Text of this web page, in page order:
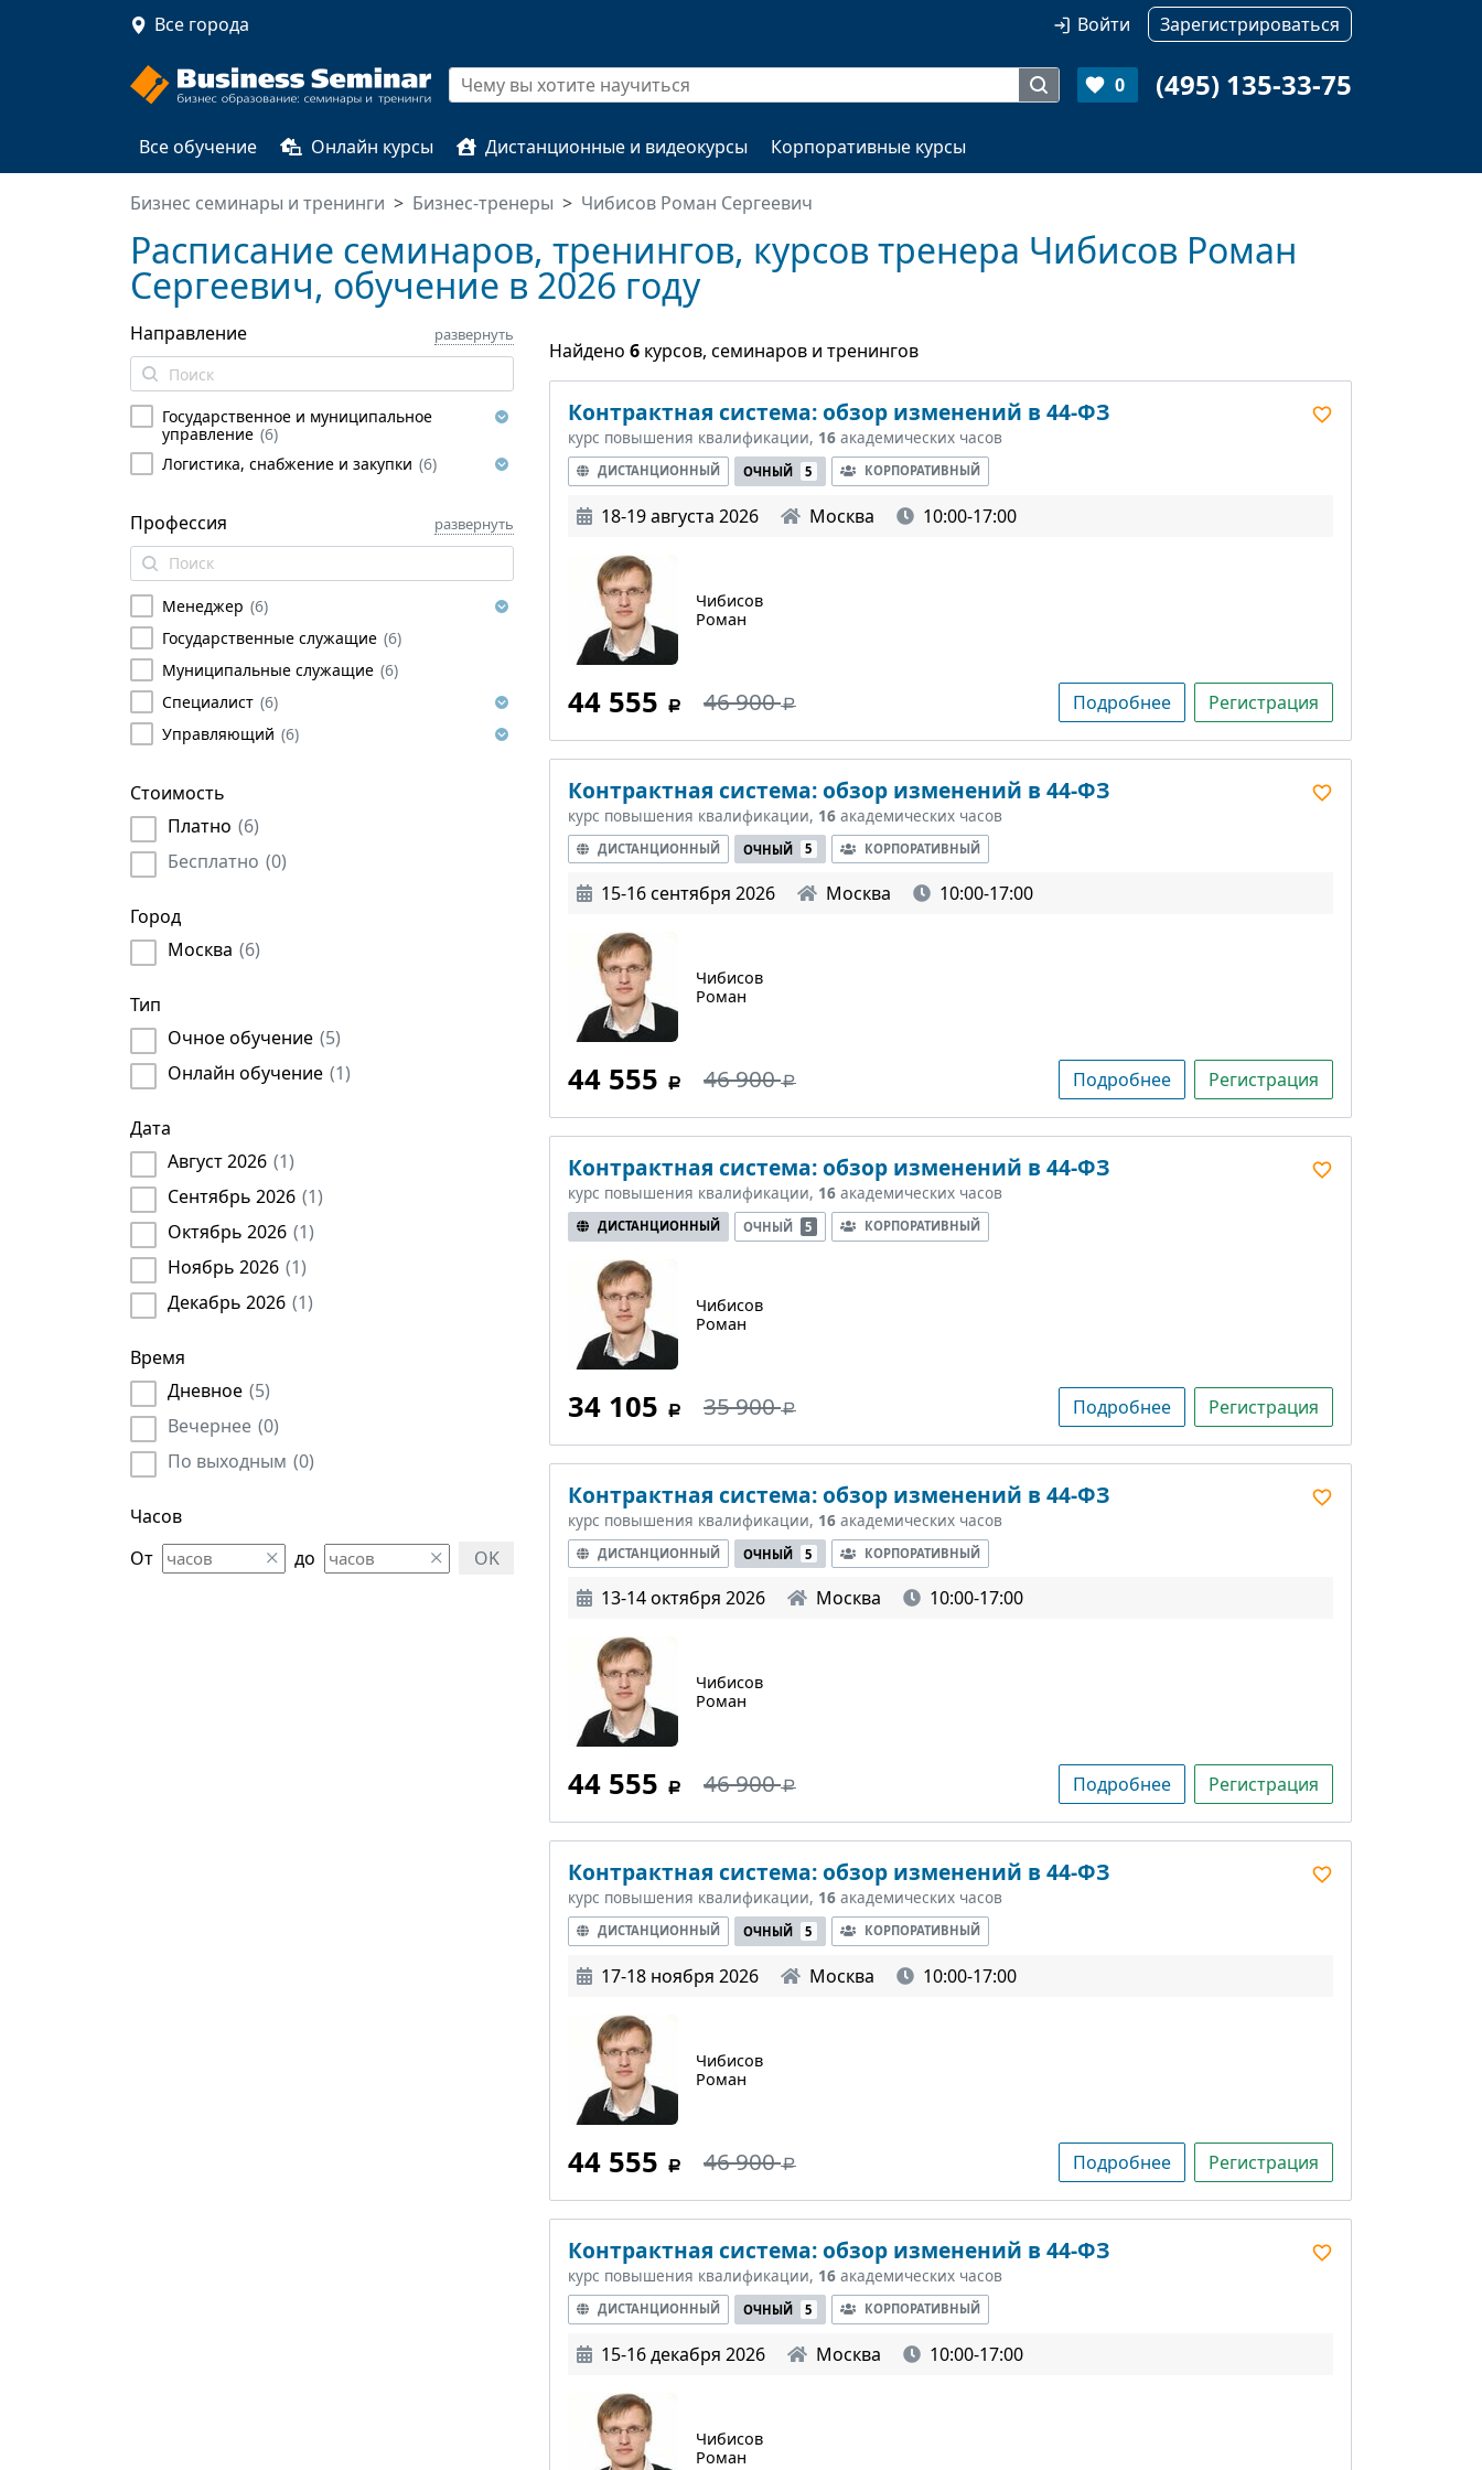
Все города Войти Зарегистрироваться
0 (495) 135-33-75
Все обучение Онлайн курсы Дистанционные и видеокурсы Корпоративные курсы
Бизнес семинары и тренинги Бизнес-тренеры Чибисов Роман Сергеевич
Расписание семинаров, тренингов, курсов тренера Чибисов Роман
Сергеевич, обучение в 2026 году
Найдено 6 курсов, семинаров и тренингов
Контрактная система: обзор изменений в 44-ФЗ
курс повышения квалификации, 16 академических часов
ДИСТАНЦИОННЫЙ ОЧНЫЙ 5 КОРПОРАТИВНЫЙ
18-19 августа 2026 Москва 10:00-17:00
Чибисов
Роман
44 555 46 900 Подробнее Регистрация
Контрактная система: обзор изменений в 44-ФЗ
курс повышения квалификации, 16 академических часов
ДИСТАНЦИОННЫЙ ОЧНЫЙ 5 КОРПОРАТИВНЫЙ
15-16 сентября 2026 Москва 10:00-17:00
Чибисов
Роман
44 555 46 900 Подробнее Регистрация
Контрактная система: обзор изменений в 44-ФЗ
курс повышения квалификации, 16 академических часов
ДИСТАНЦИОННЫЙ ОЧНЫЙ 5 КОРПОРАТИВНЫЙ
Чибисов
Роман
34 105 35 900 Подробнее Регистрация
Контрактная система: обзор изменений в 44-ФЗ
курс повышения квалификации, 16 академических часов
ДИСТАНЦИОННЫЙ ОЧНЫЙ 5 КОРПОРАТИВНЫЙ
13-14 октября 2026 Москва 10:00-17:00
Чибисов
Роман
44 555 46 900 Подробнее Регистрация
Контрактная система: обзор изменений в 44-ФЗ
курс повышения квалификации, 16 академических часов
ДИСТАНЦИОННЫЙ ОЧНЫЙ 5 КОРПОРАТИВНЫЙ
17-18 ноября 2026 Москва 10:00-17:00
Чибисов
Роман
44 555 46 900 Подробнее Регистрация
Контрактная система: обзор изменений в 44-ФЗ
курс повышения квалификации, 16 академических часов
ДИСТАНЦИОННЫЙ ОЧНЫЙ 5 КОРПОРАТИВНЫЙ
15-16 декабря 2026 Москва 10:00-17:00
Чибисов
Роман
Направление развернуть
Государственное и муниципальное
управление (6)
Логистика, снабжение и закупки (6)
Профессия развернуть
Менеджер (6)
Государственные служащие (6)
Муниципальные служащие (6)
Специалист (6)
Управляющий (6)
Стоимость
Платно (6)
Бесплатно (0)
Город
Москва (6)
Тип
Очное обучение (5)
Онлайн обучение (1)
Дата
Август 2026 (1)
Сентябрь 2026 (1)
Октябрь 2026 (1)
Ноябрь 2026 (1)
Декабрь 2026 (1)
Время
Дневное (5)
Вечернее (0)
По выходным (0)
Часов
От
до OK